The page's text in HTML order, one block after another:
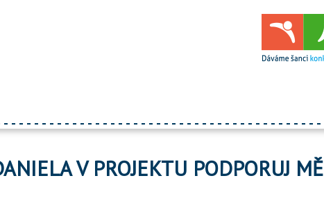
V PROJEKTU PODPORUJ MĚ